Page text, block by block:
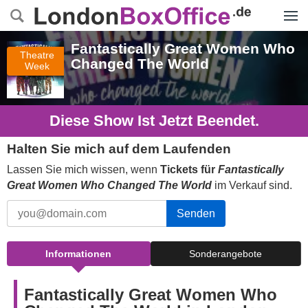
Theatre
Week
Fantastically Great Women Who
Changed The World
Diese Show Ist Jetzt Beendet.
Halten Sie mich auf dem Laufenden
Lassen Sie mich wissen, wenn Tickets für Fantastically
Great Women Who Changed The World im Verkauf sind.
Senden
Informationen Sonderangebote
Fantastically Great Women Who